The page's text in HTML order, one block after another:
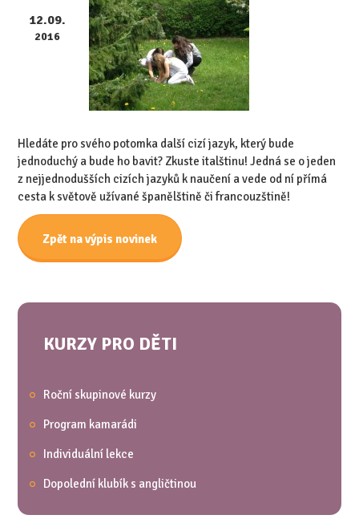
12.09.
2016
Hledáte pro svého potomka další cizí jazyk, který bude
jednoduchý a bude ho bavit? Zkuste italštinu! Jedná se o jeden
z nejjednodušších cizích jazyků k naučení a vede od ní přímá
cesta k světově užívané španělštině či francouzštině!
Zpět na výpis novinek
KURZY PRO DĚTI
Roční skupinové kurzy
Program kamarádi
Individuální lekce
Dopolední klubík s angličtinou